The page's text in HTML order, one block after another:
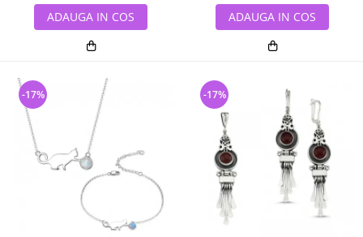
ADAUGA IN COS ADAUGA IN COS
-17% -17%